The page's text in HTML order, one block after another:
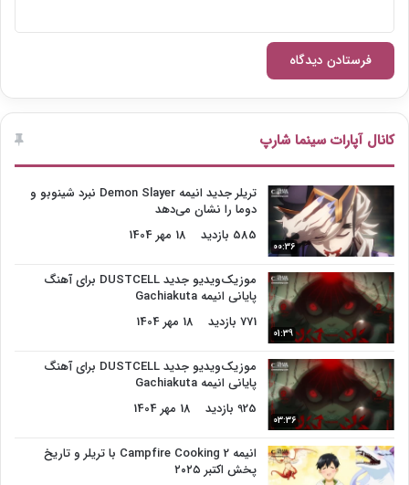
کانال آپارات سینما شارپ
00:36
تریلر جدید انیمه Demon Slayer نبرد شینوبو و
دوما را نشان می‌دهد
585 بازدید
18 مهر 1404
01:39
موزیک‌ویدیو جدید DUSTCELL برای آهنگ
پایانی انیمه Gachiakuta
771 بازدید
18 مهر 1404
03:36
موزیک‌ویدیو جدید DUSTCELL برای آهنگ
پایانی انیمه Gachiakuta
925 بازدید
18 مهر 1404
انیمه Campfire Cooking 2 با تریلر و تاریخ
پخش اکتبر ۲۰۲۵